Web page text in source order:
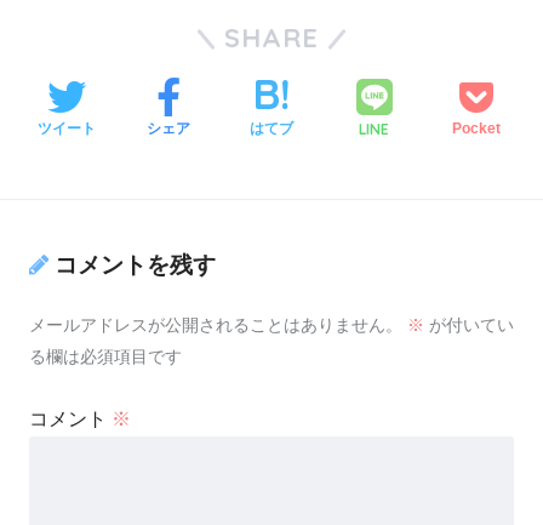
SHARE
ツイート シェア はてブ LINE Pocket
コメントを残す
メールアドレスが公開されることはありません。 ※ が付いてい
る欄は必須項目です
コメント ※